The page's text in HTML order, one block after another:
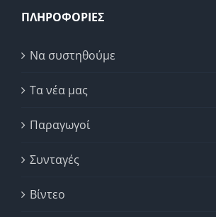
ΠΛΗΡΟΦΟΡΙΕΣ
Να συστηθούμε
Τα νέα μας
Παραγωγοί
Συνταγές
Βίντεο